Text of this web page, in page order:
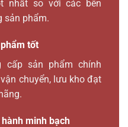
nhất so với các bên
sản phẩm.
tốt
cấp sản phẩm chính
chuyển, lưu kho đạt
minh bạch